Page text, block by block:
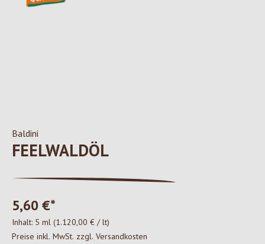
Baldini
FEELWALDÖL
5,60 €*
Inhalt: 5 ml (1.120,00 € / lt)
Preise inkl. MwSt. zzgl. Versandkosten